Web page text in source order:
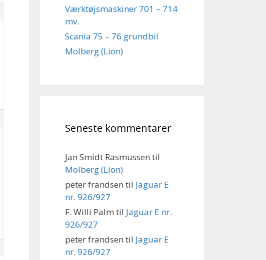
Værktøjsmaskiner 701 – 714
mv.
Scania 75 – 76 grundbil
Molberg (Lion)
Seneste kommentarer
Jan Smidt Rasmussen til
Molberg (Lion)
peter frandsen til Jaguar E
nr. 926/927
F. Willi Palm til Jaguar E nr.
926/927
peter frandsen til Jaguar E
nr. 926/927